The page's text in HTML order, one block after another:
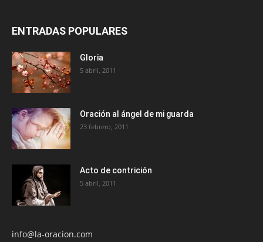
ENTRADAS POPULARES
Gloria
5 abril, 2011
Oración al ángel de mi guarda
23 febrero, 2011
Acto de contrición
5 abril, 2011
info@la-oracion.com